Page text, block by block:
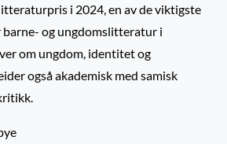
i 2024, en av de viktigste
og ungdomslitteratur i
om ungdom, identitet og
også akademisk med samisk